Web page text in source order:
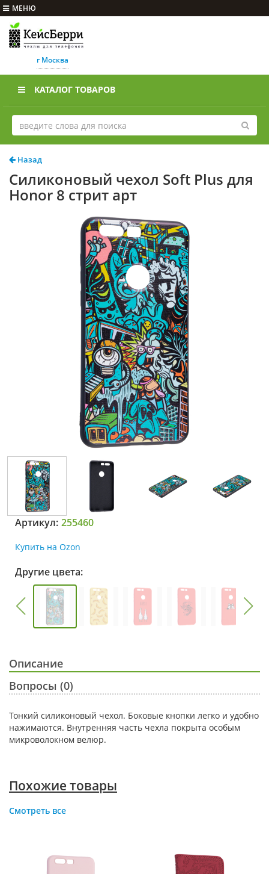
МЕНЮ
г Москва
КАТАЛОГ ТОВАРОВ
Назад
Силиконовый чехол Soft Plus для
Honor 8 стрит арт
Артикул: 255460
Купить на Ozon
Другие цвета:
Описание
Вопросы (0)
Тонкий силиконовый чехол. Боковые кнопки легко и удобно
нажимаются. Внутренняя часть чехла покрыта особым
микроволокном велюр.
Похожие товары
Смотреть все